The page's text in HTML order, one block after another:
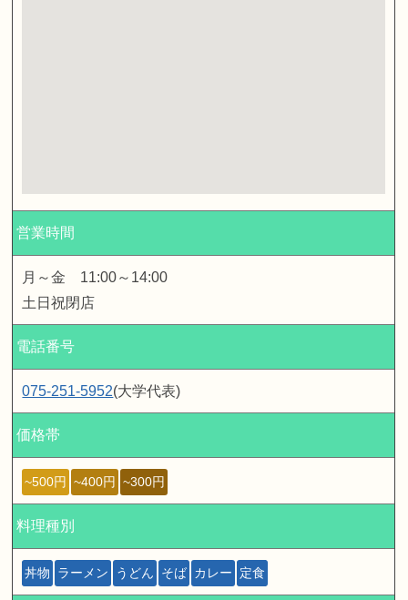
営業時間
月～金 11:00～14:00
土日祝閉店
電話番号
075-251-5952(大学代表)
価格帯
~500円 ~400円 ~300円
料理種別
丼物 ラーメン うどん そば カレー 定食